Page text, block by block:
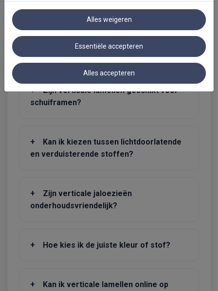
Alles weigeren
Essentiële accepteren
Alles accepteren
lamellen
+
Zijn verticale lamellen enkel geschikt
voor grote ramen?
+
Zijn verticale lamellen geschikt voor
schuiframen?
+
Kan ik kiezen tussen lichtdoorlatende
en verduisterende stoffen?
+
Zijn verticale jaloezieën
onderhoudsvriendelijk?
+ Hoe kies ik de juiste kleur of stof?
+
Kan ik verticale lamellen online op